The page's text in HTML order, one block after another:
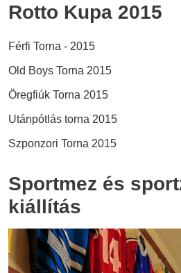
Rotto Kupa 2015
Férfi Torna - 2015
Old Boys Torna 2015
Öregfiúk Torna 2015
Utánpótlás torna 2015
Szponzori Torna 2015
Sportmez és
kiállítás